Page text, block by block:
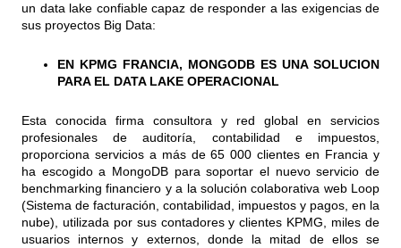
un data lake confiable capaz de responder a las exigencias de
sus proyectos Big Data:
EN KPMG FRANCIA, MONGODB ES UNA SOLUCION
PARA EL DATA LAKE OPERACIONAL
Esta conocida firma consultora y red global en servicios
profesionales de auditoría, contabilidad e impuestos,
proporciona servicios a más de 65 000 clientes en Francia y
ha escogido a MongoDB para soportar el nuevo servicio de
benchmarking financiero y a la solución colaborativa web Loop
(Sistema de facturación, contabilidad, impuestos y pagos, en la
nube), utilizada por sus contadores y clientes KPMG, miles de
usuarios internos y externos, donde la mitad de ellos se